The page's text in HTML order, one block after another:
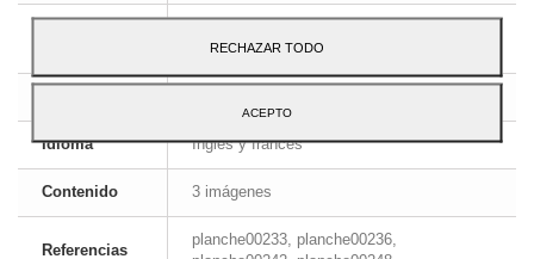
Idioma Inglés y francés
Contenido 3 imágenes
Referencias
planche00233, planche00236,
RECHAZAR TODO
ACEPTO